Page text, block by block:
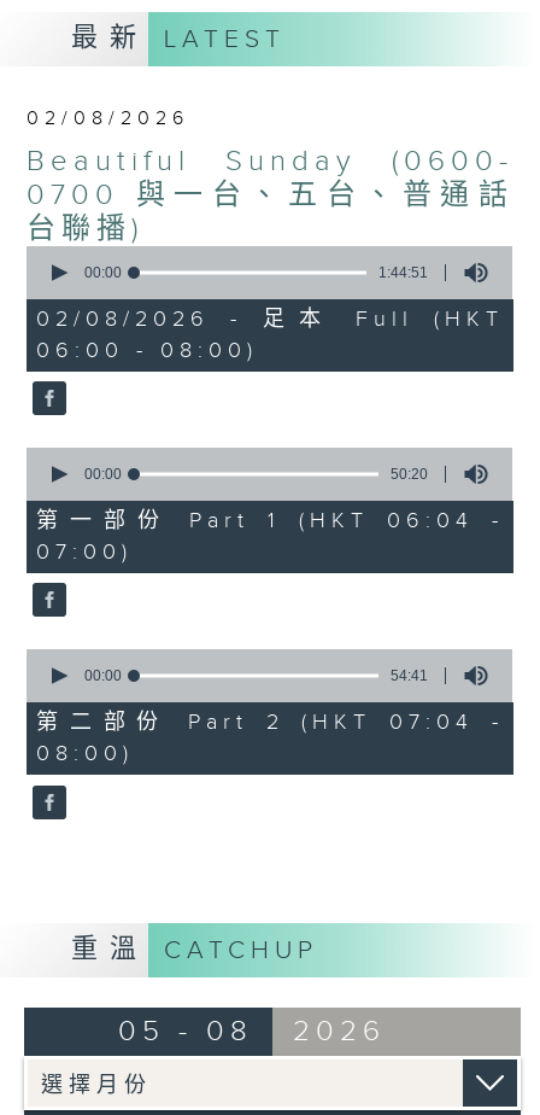
最新 LATEST
02/08/2026
Beautiful Sunday (0600-
0700 與一台、五台、普通話
台聯播)
seconds
1
hour,
44
minutes,
51
seconds
00:00 1:44:51
02/08/2026 - 足本 Full (HKT
06:00 - 08:00)
seconds
50
minutes,
20
seconds
00:00 50:20
第一部份 Part 1 (HKT 06:04 -
07:00)
seconds
54
minutes,
41
seconds
00:00 54:41
第二部份 Part 2 (HKT 07:04 -
08:00)
重溫 CATCHUP
05 - 08 2026